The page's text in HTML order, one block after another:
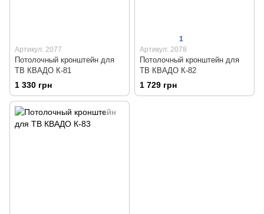
Артикул: 2077
Потолочный кронштейн для
ТВ КВАДО К-81
1 330 грн
1
Артикул: 2078
Потолочный кронштейн для
ТВ КВАДО К-82
1 729 грн